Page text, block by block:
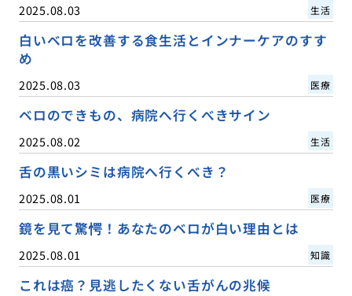
2025.08.03 生活
白いベロを改善する食生活とインナーケアのすす
め
2025.08.03 医療
ベロのできもの、病院へ行くべきサイン
2025.08.02 生活
舌の黒いシミは病院へ行くべき？
2025.08.01 医療
鏡を見て驚愕！あなたのベロが白い理由とは
2025.08.01 知識
これは癌？見逃したくない舌がんの兆候